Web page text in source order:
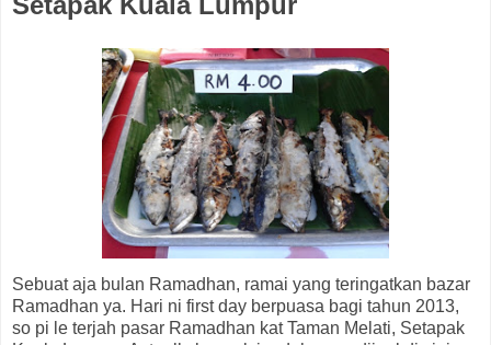
Sebuat aja bulan Ramadhan, ramai yang teringatkan bazar
Ramadhan ya. Hari ni first day berpuasa bagi tahun 2013,
so pi le terjah pasar Ramadhan kat Taman Melati, Setapak